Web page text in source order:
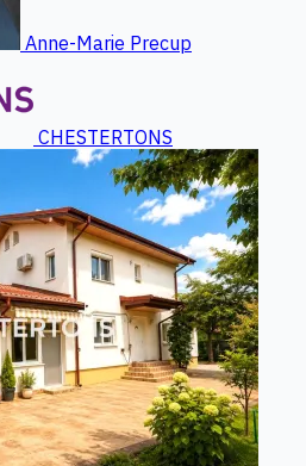
Anne-Marie Precup
CHESTERTONS